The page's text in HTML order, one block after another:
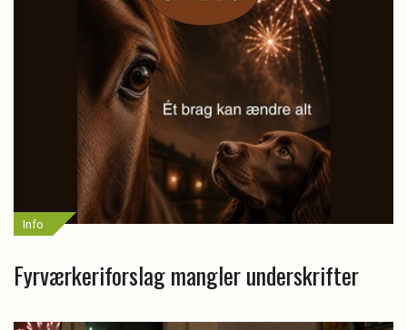
Info
Fyrværkeriforslag mangler underskrifter